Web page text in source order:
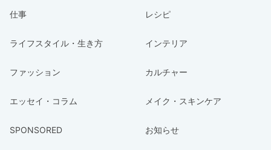
仕事 レシピ
ライフスタイル・生き方 インテリア
ファッション カルチャー
エッセイ・コラム メイク・スキンケア
SPONSORED お知らせ